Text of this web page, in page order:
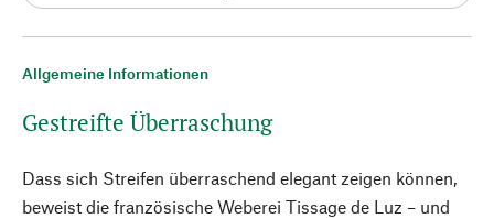
Allgemeine Informationen
Gestreifte Überraschung
Dass sich Streifen überraschend elegant zeigen können,
beweist die französische Weberei Tissage de Luz – und